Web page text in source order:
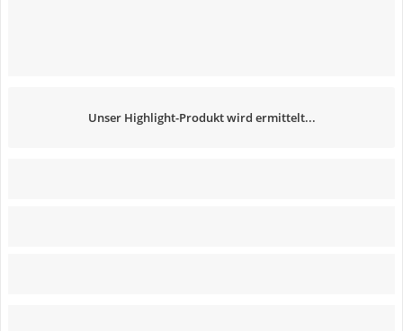
Unser Highlight-Produkt wird ermittelt...